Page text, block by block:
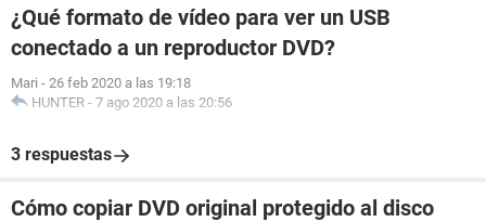
¿Qué formato de vídeo para ver un USB
conectado a un reproductor DVD?
Mari - 26 feb 2020 a las 19:18
HUNTER - 7 ago 2020 a las 20:56
3 respuestas
Cómo copiar DVD original protegido al disco